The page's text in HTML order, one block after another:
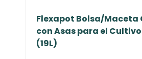
Flexapot Bolsa/Maceta
con Asas para el Cultivo
(19L)